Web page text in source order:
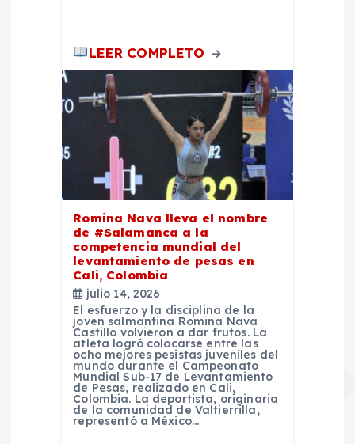
LEER COMPLETO
Romina Nava lleva el nombre
de #Salamanca a la
competencia mundial del
levantamiento de pesas en
Cali, Colombia
julio 14, 2026
El esfuerzo y la disciplina de la
joven salmantina Romina Nava
Castillo volvieron a dar frutos. La
atleta logró colocarse entre las
ocho mejores pesistas juveniles del
mundo durante el Campeonato
Mundial Sub-17 de Levantamiento
de Pesas, realizado en Cali,
Colombia. La deportista, originaria
de la comunidad de Valtierrilla,
representó a México…